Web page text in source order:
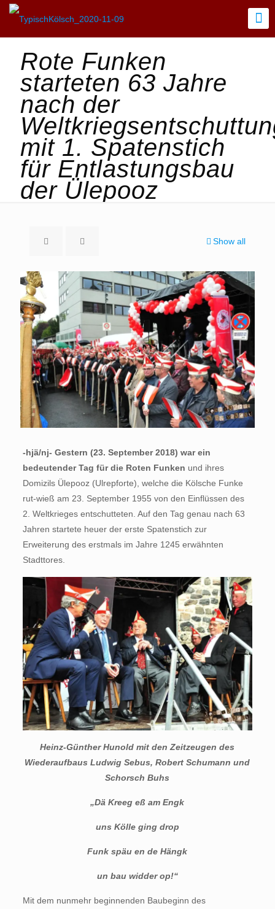
Rote Funken
starteten 63 Jahre
nach der
mit 1. Spatenstich
für Entlastungsbau
der Ülepooz
Show all
-hjä/nj- Gestern (23. September 2018) war ein
bedeutender Tag für die Roten Funken und ihres
Domizils Ülepooz (Ulrepforte), welche die Kölsche Funke
rut-wieß am 23. September 1955 von den Einflüssen des
2. Weltkrieges entschutteten. Auf den Tag genau nach 63
Jahren startete heuer der erste Spatenstich zur
Erweiterung des erstmals im Jahre 1245 erwähnten
Stadttores.
Heinz-Günther Hunold mit den Zeitzeugen des
Wiederaufbaus Ludwig Sebus, Robert Schumann und
Schorsch Buhs
„Dä Kreeg eß am Engk
uns Kölle ging drop
Funk späu en de Hängk
un bau widder op!“
Mit dem nunmehr beginnenden Baubeginn des